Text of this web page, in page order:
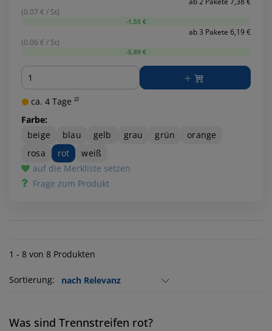
(0.07 € / St)
-1,55 €
ab 3 Pakete 6,19 €
(0.06 € / St)
-5,89 €
Menge
ca. 4 Tage ²⁾
Farbe:
beige
blau gelb grau grün
orange
rosa
rot
weiß
auf die Merkliste setzen
Frage zum Produkt
1 - 8 von 8 Produkten
Sortierung:
Was sind Trennstreifen rot?